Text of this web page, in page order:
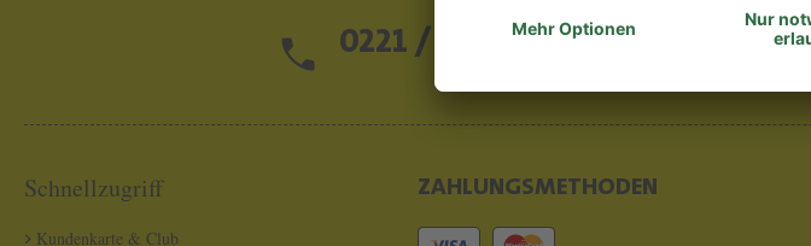
0221 / 13 97 28 - 0
Schnellzugriff
Kundenkarte & Club
ZAHLUNGSMETHODEN